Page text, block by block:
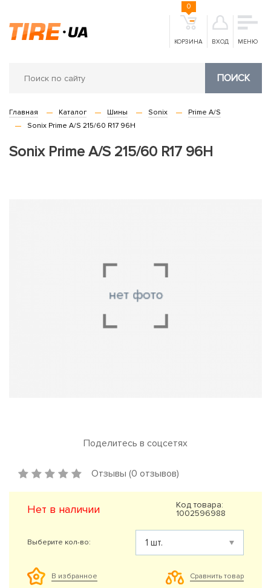
КОРЗИНА
0
ВХОД МЕНЮ
ПОИСК
Главная Каталог Шины Sonix
Prime A/S
Sonix Prime A/S 215/60 R17 96H
Sonix Prime A/S 215/60 R17 96H
Поделитесь в соцсетях
Отзывы (0 отзывов)
Нет в наличии
Код товара:
1002596988
Выберите кол-во:
В избранное Сравнить товар